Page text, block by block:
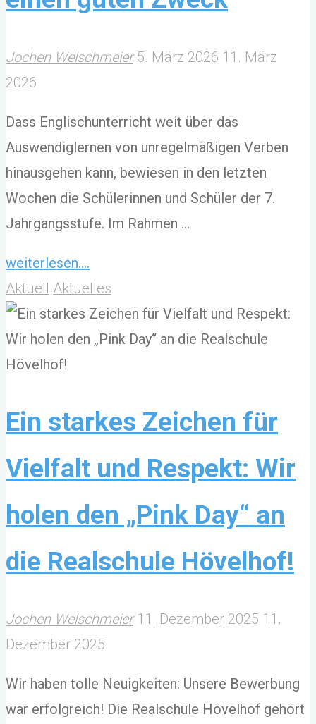
Jochen Welschmeier 5. März 2026 11. März
2026
Dass Englischunterricht weit über das
Auswendiglernen von unregelmäßigen Verben
hinausgehen kann, bewiesen in den letzten
Wochen die Schülerinnen und Schüler der 7.
Jahrgangsstufe. Im Rahmen …
weiterlesen....
sammeln
für
einen
Aktuell Aktuelles
Ein starkes Zeichen für
Vielfalt und Respekt: Wir
holen den „Pink Day“ an
die Realschule Hövelhof!
Jochen Welschmeier 11. Dezember 2025 11.
Dezember 2025
Wir haben tolle Neuigkeiten: Unsere Bewerbung
war erfolgreich! Die Realschule Hövelhof gehört